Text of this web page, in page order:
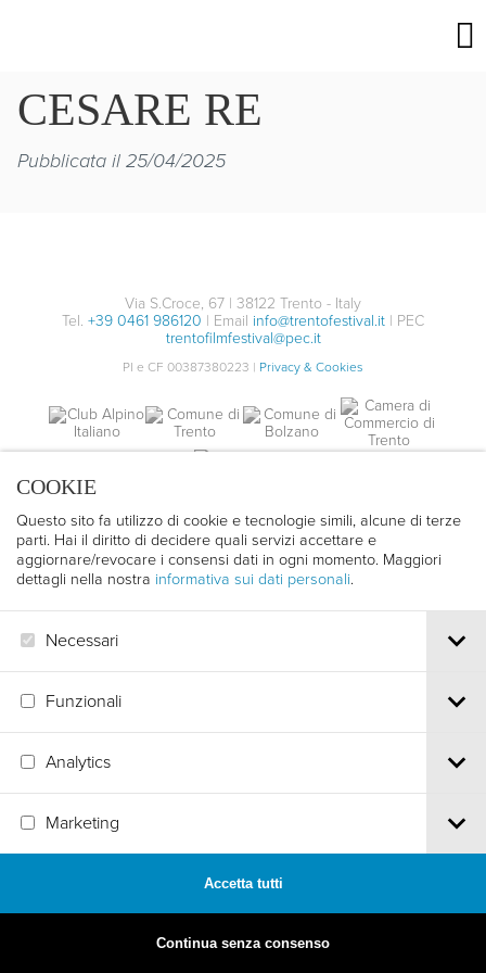
COOKIE
Questo sito fa utilizzo di cookie e tecnologie simili, alcune di terze
parti. Hai il diritto di decidere quali servizi accettare e
aggiornare/revocare i consensi dati in ogni momento. Maggiori
dettagli nella nostra informativa sui dati personali.
Necessari
Funzionali
Analytics
Marketing
Accetta tutti
Continua senza consenso
CESARE RE
Pubblicata il 25/04/2025
Via S.Croce, 67 | 38122 Trento - Italy
Tel. +39 0461 986120 | Email info@trentofestival.it | PEC
trentofilmfestival@pec.it
PI e CF 00387380223 | Privacy & Cookies